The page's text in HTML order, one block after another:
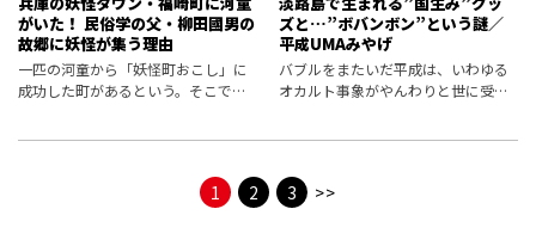
がいた！ 民俗学の父・柳田國男の
故郷に妖怪が集う理由
一匹の河童から「妖怪町おこし」に
成功した町があるという。そこで
ズと…”ボバンボン”という謎／
平成UMAみやげ
バブルをまたいだ平成は、いわゆる
オカルト事象がやんわりと世に受け
世界をご案内。妖精…小人…とき
て、お
1 2 3 >>